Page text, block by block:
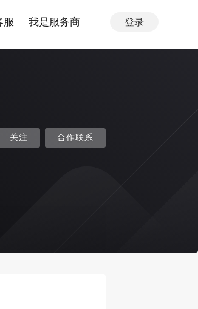
服 我是服务商 登录
关注 合作联系